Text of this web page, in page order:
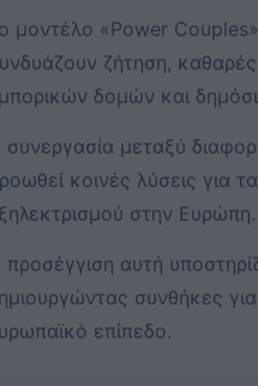
μοντέλο «Power Couples»
ζήτηση,
δομών και
συνεργασία μεταξύ
κοινές λύσεις για
στην Ευρώπη.
αυτή
συνθήκες
επίπεδο.